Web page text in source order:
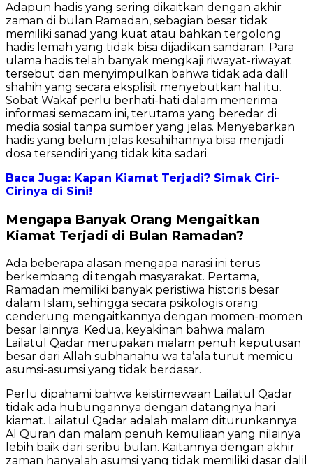
Adapun hadis yang sering dikaitkan dengan akhir
zaman di bulan Ramadan, sebagian besar tidak
memiliki sanad yang kuat atau bahkan tergolong
hadis lemah yang tidak bisa dijadikan sandaran. Para
ulama hadis telah banyak mengkaji riwayat-riwayat
tersebut dan menyimpulkan bahwa tidak ada dalil
shahih yang secara eksplisit menyebutkan hal itu.
Sobat Wakaf perlu berhati-hati dalam menerima
informasi semacam ini, terutama yang beredar di
media sosial tanpa sumber yang jelas. Menyebarkan
hadis yang belum jelas kesahihannya bisa menjadi
dosa tersendiri yang tidak kita sadari.
Baca Juga: Kapan Kiamat Terjadi? Simak Ciri-
Cirinya di Sini!
Mengapa Banyak Orang Mengaitkan
Kiamat Terjadi di Bulan Ramadan?
Ada beberapa alasan mengapa narasi ini terus
berkembang di tengah masyarakat. Pertama,
Ramadan memiliki banyak peristiwa historis besar
dalam Islam, sehingga secara psikologis orang
cenderung mengaitkannya dengan momen-momen
besar lainnya. Kedua, keyakinan bahwa malam
Lailatul Qadar merupakan malam penuh keputusan
besar dari Allah subhanahu wa ta’ala turut memicu
asumsi-asumsi yang tidak berdasar.
Perlu dipahami bahwa keistimewaan Lailatul Qadar
tidak ada hubungannya dengan datangnya hari
kiamat. Lailatul Qadar adalah malam diturunkannya
Al Quran dan malam penuh kemuliaan yang nilainya
lebih baik dari seribu bulan. Kaitannya dengan akhir
zaman hanyalah asumsi yang tidak memiliki dasar dalil